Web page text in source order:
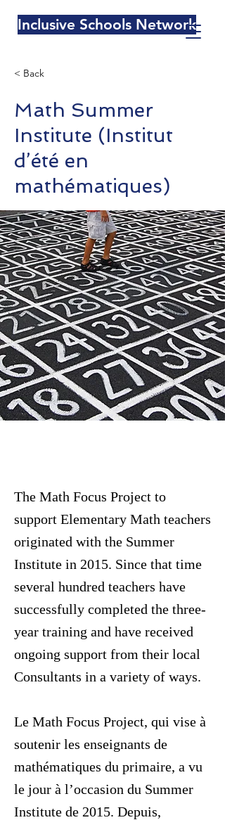
Inclusive Schools Network
< Back
Math Summer
Institute (Institut
d’été en
mathématiques)
The Math Focus Project to
support Elementary Math teachers
originated with the Summer
Institute in 2015. Since that time
several hundred teachers have
successfully completed the three-
year training and have received
ongoing support from their local
Consultants in a variety of ways.
Le Math Focus Project, qui vise à
soutenir les enseignants de
mathématiques du primaire, a vu
le jour à l’occasion du Summer
Institute de 2015. Depuis,